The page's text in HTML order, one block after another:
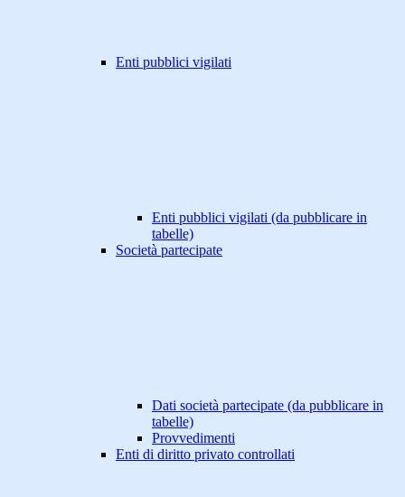
Enti pubblici vigilati
Enti pubblici vigilati (da pubblicare in
tabelle)
Società partecipate
Dati società partecipate (da pubblicare in
tabelle)
Provvedimenti
Enti di diritto privato controllati